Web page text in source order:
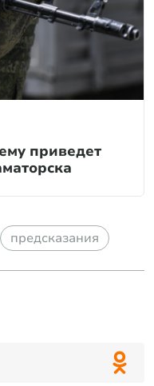
приведет
предсказания